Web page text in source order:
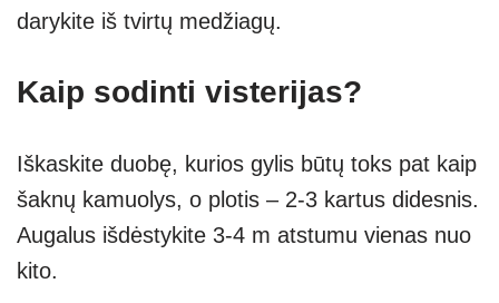
darykite iš tvirtų medžiagų.
Kaip sodinti visterijas?
Iškaskite duobę, kurios gylis būtų toks pat kaip
šaknų kamuolys, o plotis – 2-3 kartus didesnis.
Augalus išdėstykite 3-4 m atstumu vienas nuo
kito.